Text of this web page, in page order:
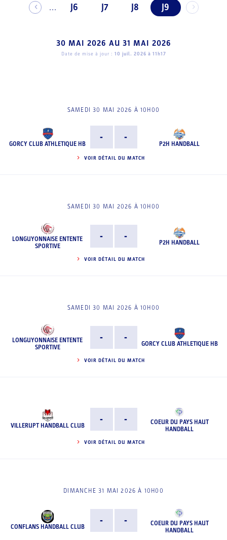
... J6 J7 J8 J9
30 MAI 2026 AU 31 MAI 2026
Date de mise à jour : 10 juil. 2026 à 11h17
SAMEDI 30 MAI 2026 À 10H00
GORCY CLUB ATHLETIQUE HB
- -
P2H HANDBALL
VOIR DÉTAIL DU MATCH
SAMEDI 30 MAI 2026 À 10H00
LONGUYONNAISE ENTENTE
SPORTIVE
- -
P2H HANDBALL
VOIR DÉTAIL DU MATCH
SAMEDI 30 MAI 2026 À 10H00
LONGUYONNAISE ENTENTE
SPORTIVE
- -
GORCY CLUB ATHLETIQUE HB
VOIR DÉTAIL DU MATCH
VILLERUPT HANDBALL CLUB
- -
COEUR DU PAYS HAUT
HANDBALL
VOIR DÉTAIL DU MATCH
DIMANCHE 31 MAI 2026 À 10H00
CONFLANS HANDBALL CLUB
- -
COEUR DU PAYS HAUT
HANDBALL